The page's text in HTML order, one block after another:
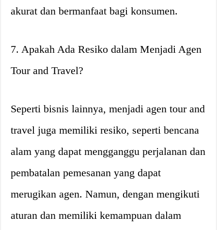
akurat dan bermanfaat bagi konsumen.
7. Apakah Ada Resiko dalam Menjadi Agen
Tour and Travel?
Seperti bisnis lainnya, menjadi agen tour and
travel juga memiliki resiko, seperti bencana
alam yang dapat mengganggu perjalanan dan
pembatalan pemesanan yang dapat
merugikan agen. Namun, dengan mengikuti
aturan dan memiliki kemampuan dalam